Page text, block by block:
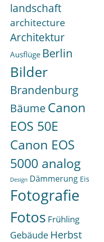
landschaft
architecture
Architektur
Ausflüge Berlin
Bilder
Brandenburg
Bäume Canon
EOS 50E
Canon EOS
5000 analog
Design Dämmerung Eis
Fotografie
Fotos Frühling
Gebäude Herbst